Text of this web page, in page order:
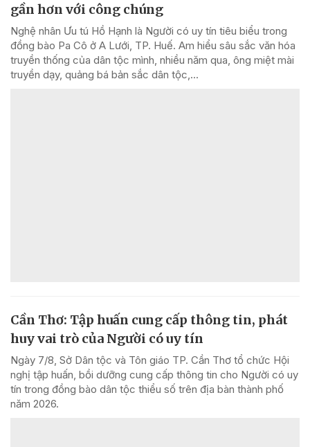
gần hơn với công chúng
Nghệ nhân Ưu tú Hồ Hạnh là Người có uy tín tiêu biểu trong
đồng bào Pa Cô ở A Lưới, TP. Huế. Am hiểu sâu sắc văn hóa
truyền thống của dân tộc mình, nhiều năm qua, ông miệt mài
truyền dạy, quảng bá bản sắc dân tộc,...
Cần Thơ: Tập huấn cung cấp thông tin, phát
huy vai trò của Người có uy tín
Ngày 7/8, Sở Dân tộc và Tôn giáo TP. Cần Thơ tổ chức Hội
nghị tập huấn, bồi dưỡng cung cấp thông tin cho Người có uy
tín trong đồng bào dân tộc thiểu số trên địa bàn thành phố
năm 2026.